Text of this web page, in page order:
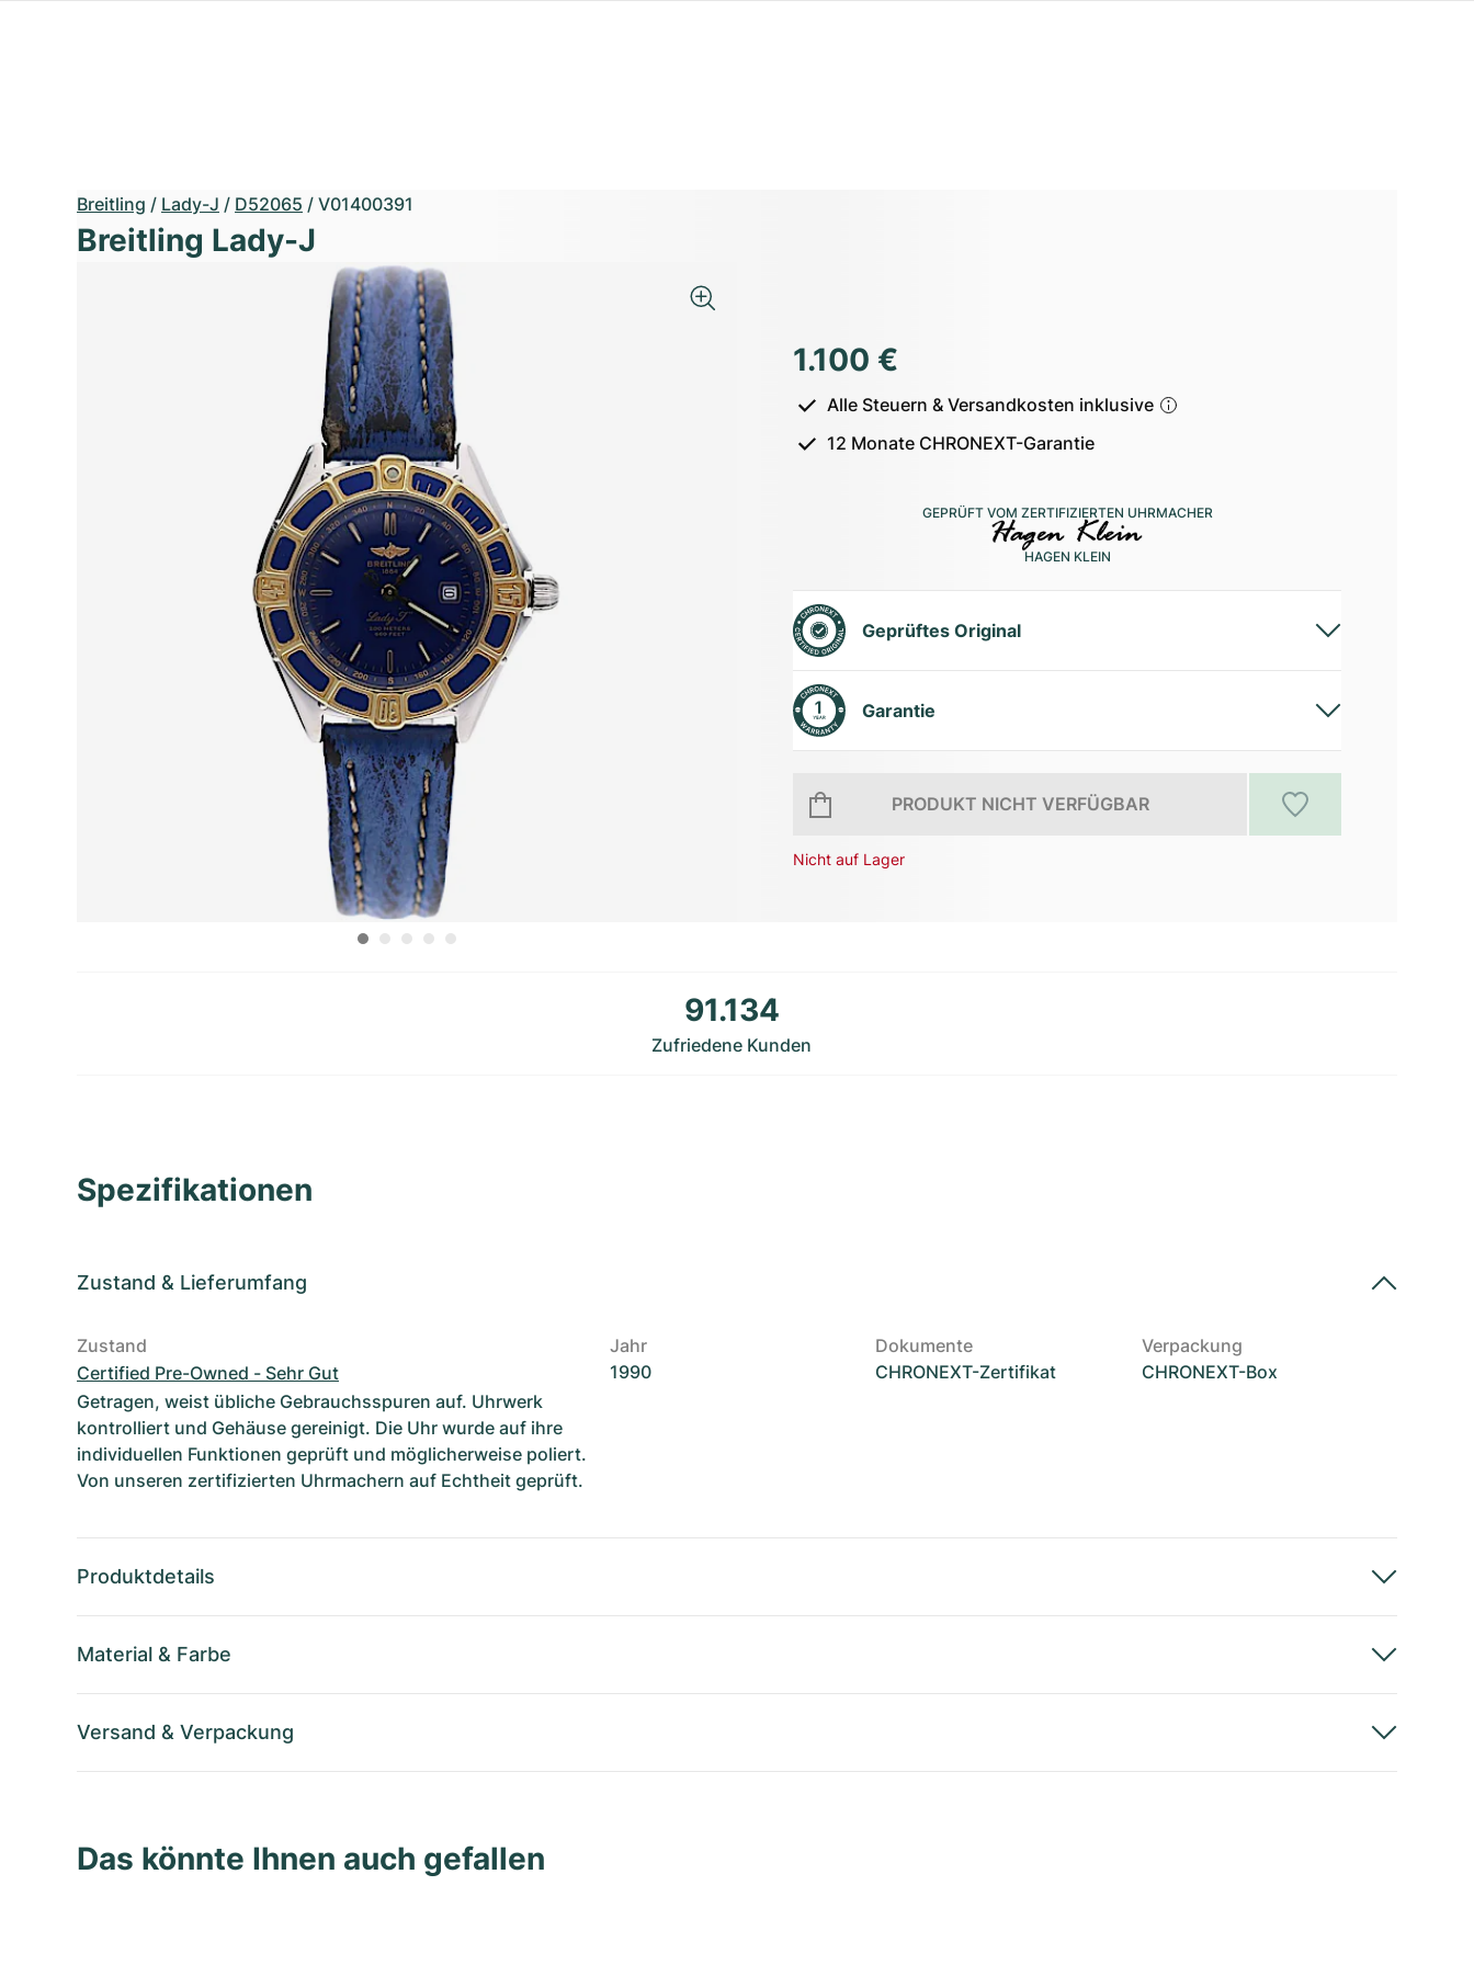
Breitling / Lady-J / D52065 / V01400391
Breitling Lady-J
1.100 €
Alle Steuern & Versandkosten inklusive
12 Monate CHRONEXT-Garantie
GEPRÜFT VOM ZERTIFIZIERTEN UHRMACHER
HAGEN KLEIN
Geprüftes Original
Garantie
PRODUKT NICHT VERFÜGBAR
Nicht auf Lager
91.134
Zufriedene Kunden
Spezifikationen
Zustand & Lieferumfang
Zustand
Certified Pre-Owned - Sehr Gut
Getragen, weist übliche Gebrauchsspuren auf. Uhrwerk
kontrolliert und Gehäuse gereinigt. Die Uhr wurde auf ihre
individuellen Funktionen geprüft und möglicherweise poliert.
Von unseren zertifizierten Uhrmachern auf Echtheit geprüft.
Jahr
1990
Dokumente
CHRONEXT-Zertifikat
Verpackung
CHRONEXT-Box
Produktdetails
Material & Farbe
Versand & Verpackung
Das könnte Ihnen auch gefallen